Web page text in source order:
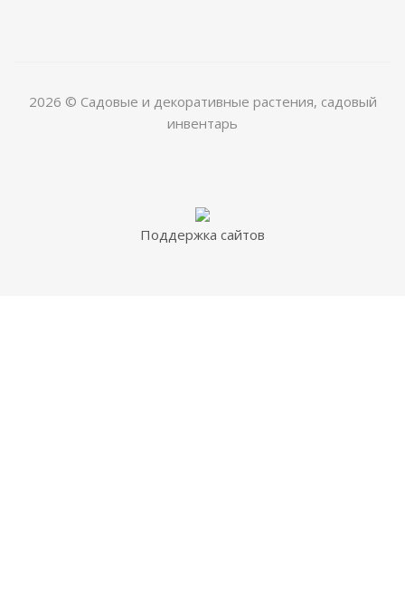
2026 © Садовые и декоративные растения, садовый
инвентарь
Поддержка сайтов